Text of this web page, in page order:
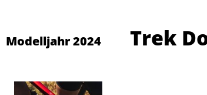
Modelljahr 2024 Trek